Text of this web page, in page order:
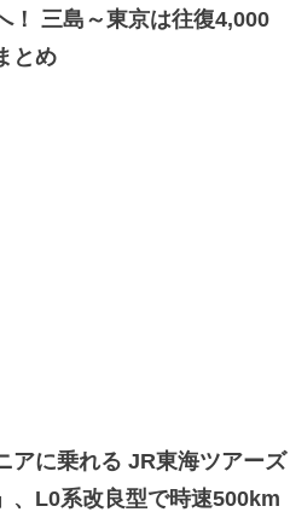
！ 三島～東京は往復4,000
とめ
アに乗れる JR東海ツアーズ
、L0系改良型で時速500km